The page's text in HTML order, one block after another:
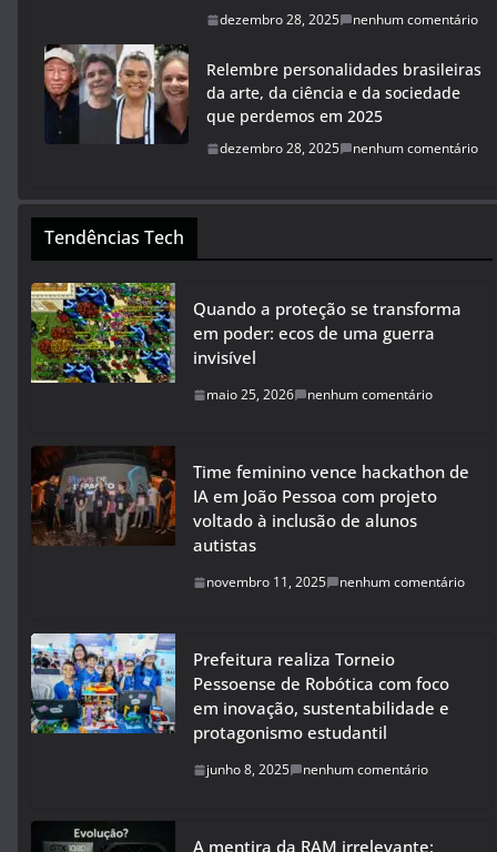
dezembro 28, 2025 nenhum comentário
Relembre personalidades brasileiras
da arte, da ciência e da sociedade
que perdemos em 2025
dezembro 28, 2025 nenhum comentário
Tendências Tech
Quando a proteção se transforma
em poder: ecos de uma guerra
invisível
maio 25, 2026 nenhum comentário
Time feminino vence hackathon de
IA em João Pessoa com projeto
voltado à inclusão de alunos
autistas
novembro 11, 2025 nenhum comentário
Prefeitura realiza Torneio
Pessoense de Robótica com foco
em inovação, sustentabilidade e
protagonismo estudantil
junho 8, 2025 nenhum comentário
A mentira da RAM irrelevante: